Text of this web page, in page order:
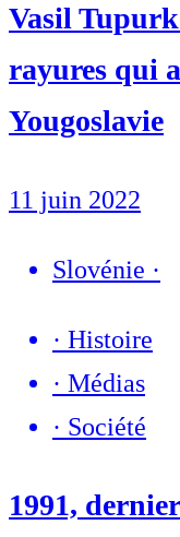
Vasil
rayures qui
Yougoslavie
11 juin 2022
Slovénie ·
· Histoire
· Médias
· Société
1991,